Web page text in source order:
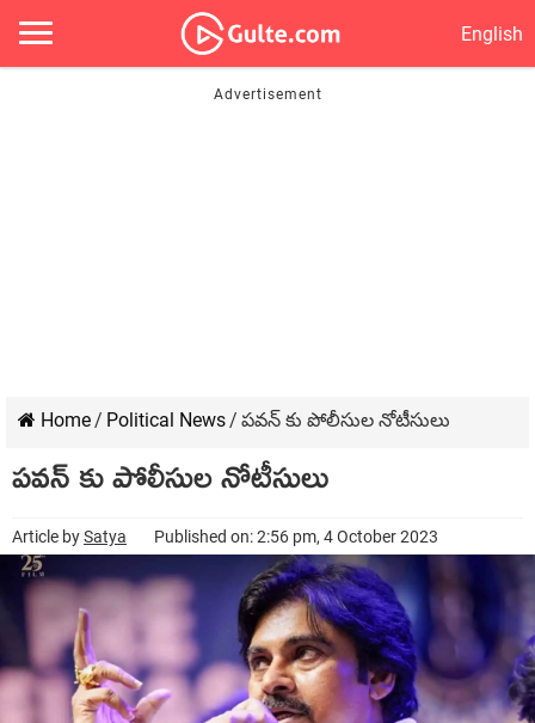
English
Home/ Political News/ పవన్ కు పోలీసుల నోటీసులు
పవన్ కు పోలీసుల నోటీసులు
Article bySatya Published on: 2:56 pm, 4 October 2023